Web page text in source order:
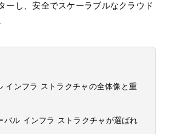
ーし、安全でスケーラブルなクラウド
インフラ ストラクチャの全体像と重
バル インフラ ストラクチャが選ばれ